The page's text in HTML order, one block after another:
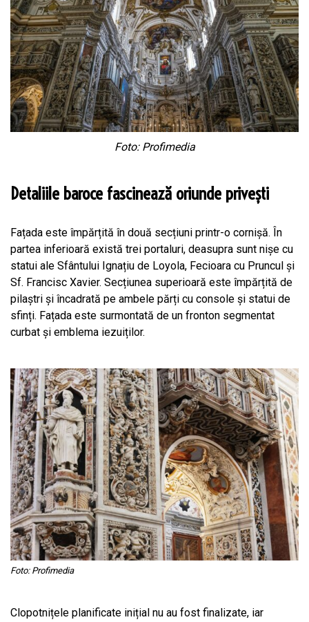
Foto: Profimedia
Detaliile baroce fascinează oriunde privești
Fațada este împărțită în două secțiuni printr-o cornișă. În
partea inferioară există trei portaluri, deasupra sunt nișe cu
statui ale Sfântului Ignațiu de Loyola, Fecioara cu Pruncul și
Sf. Francisc Xavier. Secțiunea superioară este împărțită de
pilaștri și încadrată pe ambele părți cu console și statui de
sfinți. Fațada este surmontată de un fronton segmentat
curbat și emblema iezuiților.
Foto: Profimedia
Clopotnițele planificate inițial nu au fost finalizate, iar